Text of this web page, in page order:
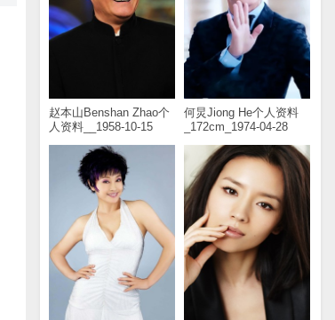
赵本山Benshan Zhao个
人资料__1958-10-15
何炅Jiong He个人资料
_172cm_1974-04-28